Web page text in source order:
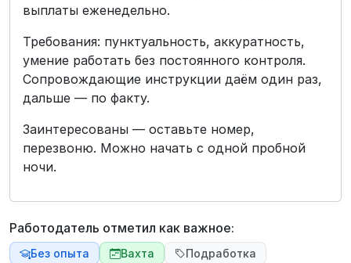
выплаты еженедельно.
Требования: пунктуальность, аккуратность,
умение работать без постоянного контроля.
Сопровождающие инструкции даём один раз,
дальше — по факту.
Заинтересованы — оставьте номер,
перезвоню. Можно начать с одной пробной
ночи.
Работодатель отметил как важное:
Без опыта Вахта Подработка